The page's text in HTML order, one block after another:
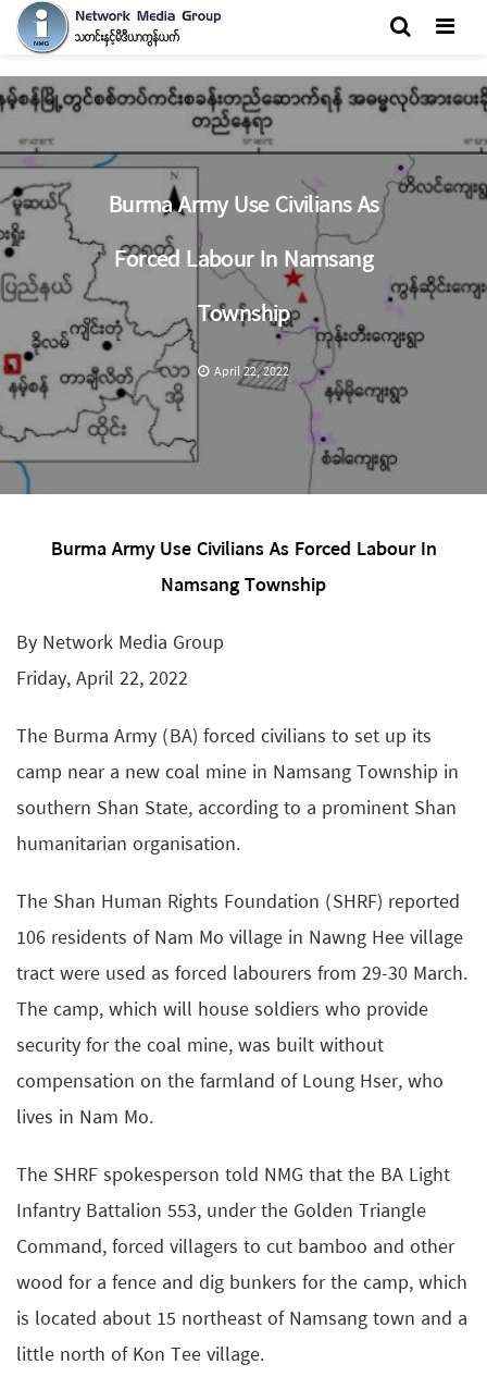
Burma Army Use Civilians As
Forced Labour In Namsang
Township
April 22, 2022
Burma Army Use Civilians As Forced Labour In
Namsang Township
By Network Media Group
Friday, April 22, 2022
The Burma Army (BA) forced civilians to set up its
camp near a new coal mine in Namsang Township in
southern Shan State, according to a prominent Shan
humanitarian organisation.
The Shan Human Rights Foundation (SHRF) reported
106 residents of Nam Mo village in Nawng Hee village
tract were used as forced labourers from 29-30 March.
The camp, which will house soldiers who provide
security for the coal mine, was built without
compensation on the farmland of Loung Hser, who
lives in Nam Mo.
The SHRF spokesperson told NMG that the BA Light
Infantry Battalion 553, under the Golden Triangle
Command, forced villagers to cut bamboo and other
wood for a fence and dig bunkers for the camp, which
is located about 15 northeast of Namsang town and a
little north of Kon Tee village.